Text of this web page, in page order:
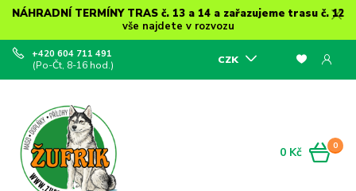
NÁHRADNÍ TERMÍNY TRAS č. 13 a 14 a zařazujeme trasu č. 12
vše najdete v rozvozu
CZK
+420 604 711 491
(Po-Čt, 8-16 hod.)
0
0 Kč